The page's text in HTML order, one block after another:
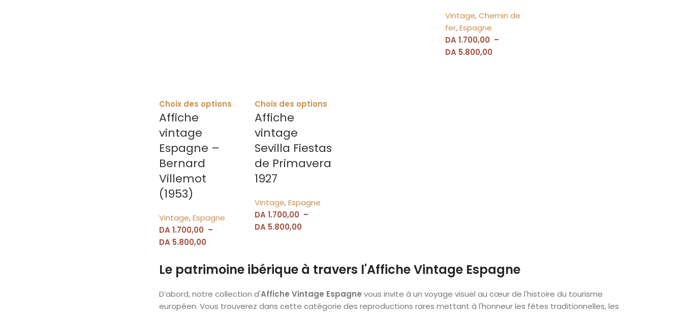
Vintage, Chemin de
fer, Espagne
DA1.700,00 –
DA 5.800,00
Choix des options
Affiche
vintage
Espagne –
Bernard
Villemot
(1953)
Vintage,Espagne
DA1.700,00 –
DA5.800,00
Choix des options
Affiche
vintage
Sevilla Fiestas
de Primavera
1927
Vintage, Espagne
DA1.700,00 –
DA5.800,00
Le patrimoine ibérique à travers l'Affiche Vintage Espagne
D’abord, notre collection d'Affiche Vintage Espagne vous invite à un voyage visuel au cœur de l'histoire du tourisme
européen. Vous trouverez dans cette catégorie des reproductions rares mettant à l'honneur les fêtes traditionnelles, les